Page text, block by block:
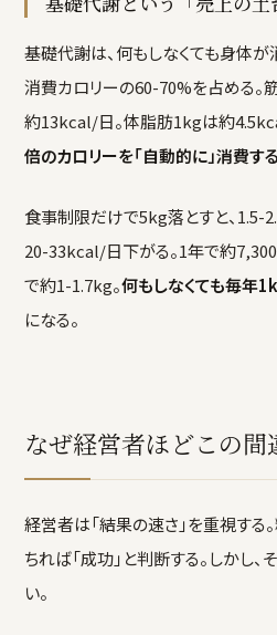
基礎代謝は、何もしなくても身体
消費カロリーの60-70%を占める
約13kcal/日。体脂肪1kgは約
倍のカロリーを「自動的に」消費する
食事制限だけで5kg落とすと、1.5-
20-33kcal/日下がる。1年で約
で約1-1.7kg。何もしなくても毎年
になる。
なぜ経営者ほどこの
経営者は「結果の速さ」を重視す
ちれば「成功」と判断する。しかし
い。